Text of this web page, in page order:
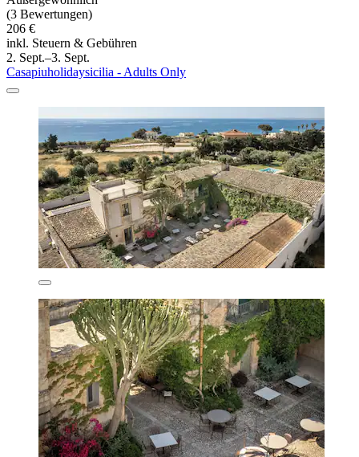
(3 Bewertungen)
206 €
inkl. Steuern & Gebühren
2. Sept.–3. Sept.
Casapiuholidaysicilia - Adults Only